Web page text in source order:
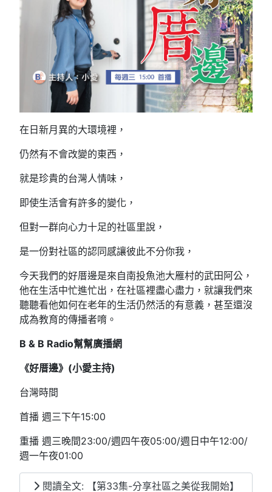
在日新月異的大環境裡，
仍然有不會改變的東西，
就是珍貴的台灣人情味，
即使生活會有許多的變化，
但對一群向心力十足的社區里說，
是一份對社區的認同感讓彼此不分你我，
今天我們的好厝邊是來自南投魚池大雁村的武田阿公，
他在生活中忙進忙出，在社區裡盡心盡力，就讓我們來
聽聽看他如何在老年的生活仍然活的有意義，甚至還沒
成為教育的傳播者唷。
B & B Radio幫幫廣播網
《好厝邊》(小愛主持)
台灣時間
首播 週三下午15:00
重播 週三晚間23:00/週四午夜05:00/週日中午12:00/
週一午夜01:00
閱讀全文: 【第33集-分享社區之美從我開始】